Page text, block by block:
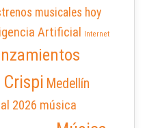
musicales hoy
Artificial Internet
Medellín
2026 música